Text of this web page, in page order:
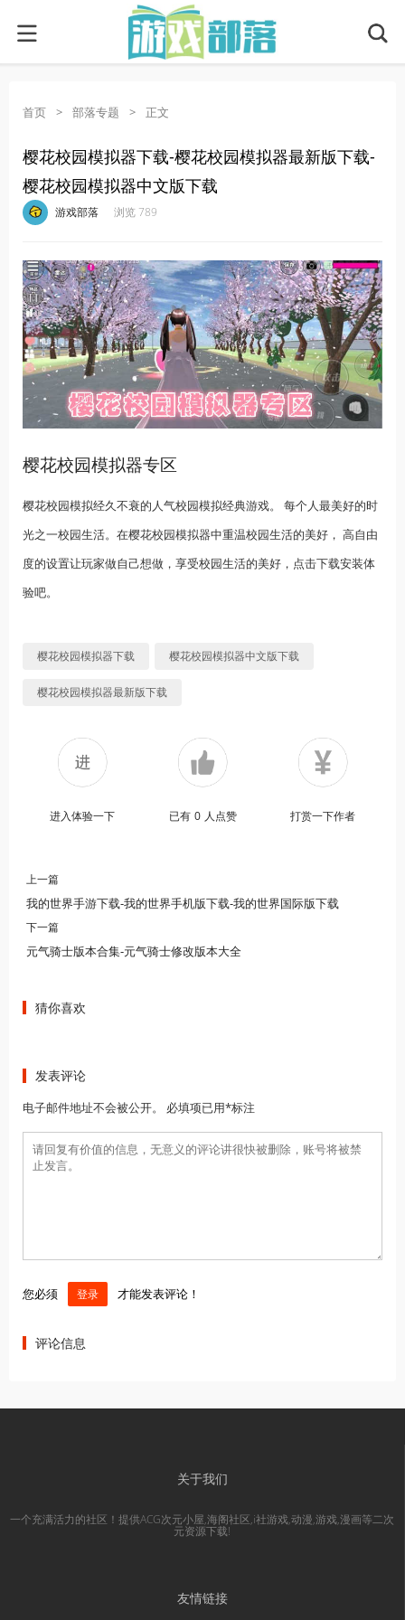
首页 > 部落专题 > 正文
樱花校园模拟器下载-樱花校园模拟器最新版下载-
樱花校园模拟器中文版下载
游戏部落 浏览 789
樱花校园模拟器专区
樱花校园模拟经久不衰的人气校园模拟经典游戏。 每个人最美好的时
光之一校园生活。在樱花校园模拟器中重温校园生活的美好， 高自由
度的设置让玩家做自己想做，享受校园生活的美好，点击下载安装体
验吧。
樱花校园模拟器下载 樱花校园模拟器中文版下载
樱花校园模拟器最新版下载
进入体验一下 已有 0 人点赞 打赏一下作者
上一篇
我的世界手游下载-我的世界手机版下载-我的世界国际版下载
下一篇
元气骑士版本合集-元气骑士修改版本大全
猜你喜欢
发表评论
电子邮件地址不会被公开。 必填项已用*标注
您必须 登录 才能发表评论！
评论信息
关于我们
一个充满活力的社区！提供ACG次元小屋,海阁社区,i社游戏,动漫,游戏,漫画等二次
元资源下载!
友情链接